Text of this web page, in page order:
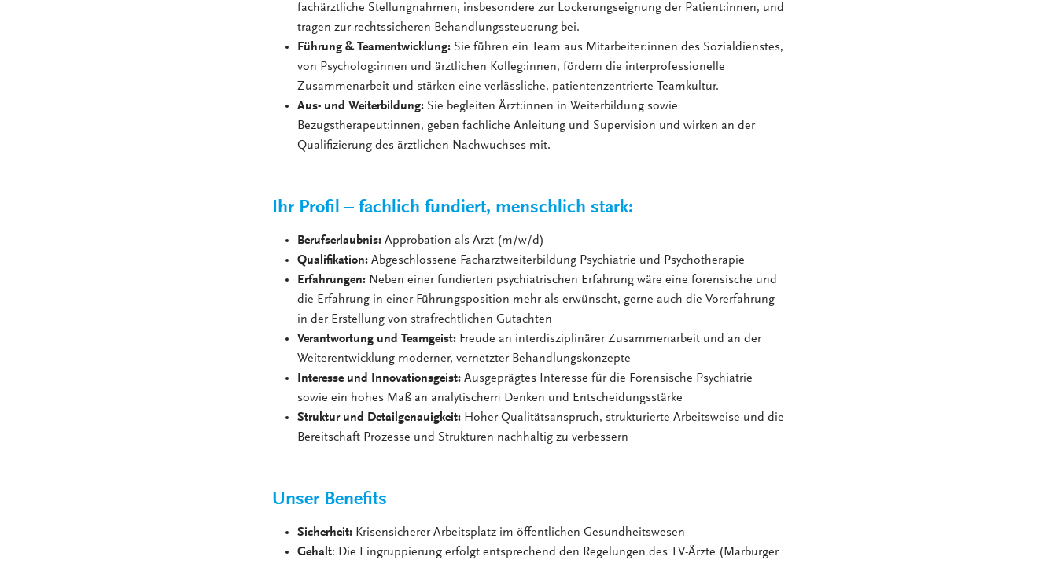
fachärztliche Stellungnahmen, insbesondere zur Lockerungseignung der Patient:innen, und
tragen zur rechtssicheren Behandlungssteuerung bei.
Führung & Teamentwicklung: Sie führen ein Team aus Mitarbeiter:innen des Sozialdienstes,
von Psycholog:innen und ärztlichen Kolleg:innen, fördern die interprofessionelle
Zusammenarbeit und stärken eine verlässliche, patientenzentrierte Teamkultur.
Aus- und Weiterbildung: Sie begleiten Ärzt:innen in Weiterbildung sowie
Bezugstherapeut:innen, geben fachliche Anleitung und Supervision und wirken an der
Qualifizierung des ärztlichen Nachwuchses mit.
Ihr Profil – fachlich fundiert, menschlich stark:
Berufserlaubnis: Approbation als Arzt (m/w/d)
Qualifikation: Abgeschlossene Facharztweiterbildung Psychiatrie und Psychotherapie
Erfahrungen: Neben einer fundierten psychiatrischen Erfahrung wäre eine forensische und
die Erfahrung in einer Führungsposition mehr als erwünscht, gerne auch die Vorerfahrung
in der Erstellung von strafrechtlichen Gutachten
Verantwortung und Teamgeist: Freude an interdisziplinärer Zusammenarbeit und an der
Weiterentwicklung moderner, vernetzter Behandlungskonzepte
Interesse und Innovationsgeist: Ausgeprägtes Interesse für die Forensische Psychiatrie
sowie ein hohes Maß an analytischem Denken und Entscheidungsstärke
Struktur und Detailgenauigkeit: Hoher Qualitätsanspruch, strukturierte Arbeitsweise und die
Bereitschaft Prozesse und Strukturen nachhaltig zu verbessern
Unser Benefits
Sicherheit: Krisensicherer Arbeitsplatz im öffentlichen Gesundheitswesen
Gehalt: Die Eingruppierung erfolgt entsprechend den Regelungen des TV-Ärzte (Marburger